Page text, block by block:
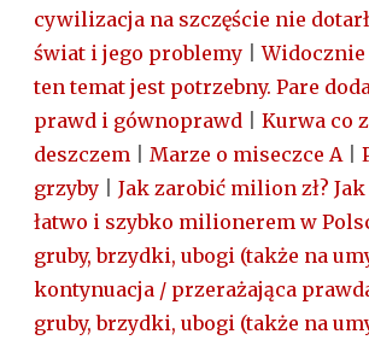
cywilizacja na szczęście nie
świat i jego problemy |Widocznie
ten temat jest potrzebny. Pare
prawd i gównoprawd
Kurwa co
deszczem
Marze o miseczce A|
grzyby
Jak zarobić milion zł?
łatwo i szybko milionerem w
gruby, brzydki, ubogi (także na
kontynuacja / przerażająca
gruby, brzydki, ubogi (także na